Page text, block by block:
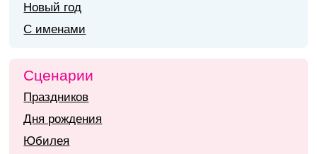
Новый год
С именами
Сценарии
Праздников
Дня рождения
Юбилея